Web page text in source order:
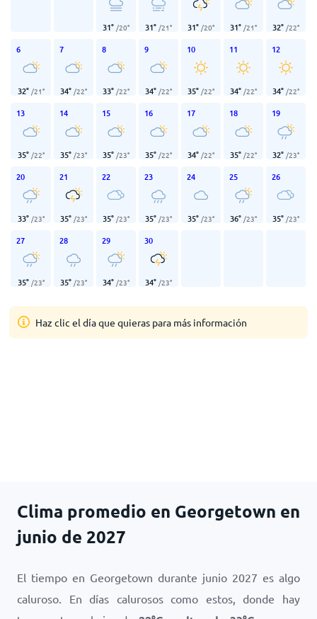
31° /20° 31° /21° 31° /20° 31° /21° 32° /22°
6
32° /21°
7
34° /22°
8
33° /22°
9
34° /22°
10
35° /22°
11
34° /22°
12
34° /22°
13
35° /22°
14
35° /23°
15
35° /23°
16
35° /22°
17
34° /22°
18
35° /22°
19
32° /23°
20
33° /23°
21
35° /23°
22
35° /23°
23
35° /23°
24
35° /23°
25
36° /23°
26
35° /23°
27
35° /23°
28
35° /23°
29
34° /23°
30
34° /23°
Haz clic el día que quieras para más información
Clima promedio en Georgetown en
junio de 2027
El tiempo en Georgetown durante junio 2027 es algo
caluroso. En días calurosos como estos, donde hay